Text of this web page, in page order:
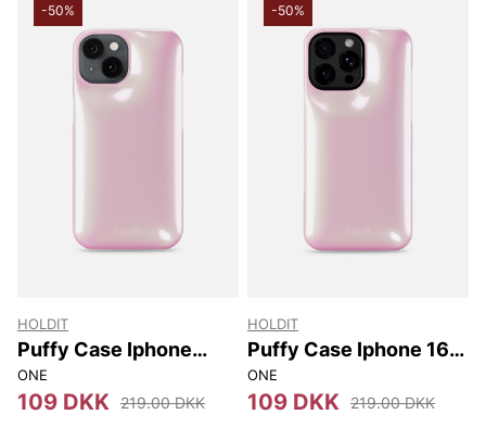
-50%
HOLDIT
Puffy Case Iphone
17E/16E/15/14/13
ONE
109 DKK 219.00 DKK
-50%
HOLDIT
Puffy Case Iphone 16
Pro Max
ONE
109 DKK 219.00 DKK